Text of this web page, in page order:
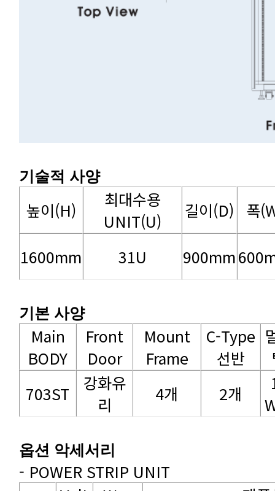
기술적 사양
높이(H) UNIT(U) 길이(D) 폭
1600mm 31U 900mm
기본 사양
BODY Door Frame 선반
703ST
리 4개 2개
옵션 악세서리
- POWER STRIP UNIT